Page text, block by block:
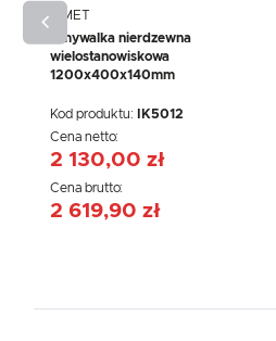
IKMET
Umywalka nierdzewna
wielostanowiskowa
1200x400x140mm
Kod produktu:
IK5012
Cena netto:
2 130,00 zł
Cena brutto:
2 619,90 zł